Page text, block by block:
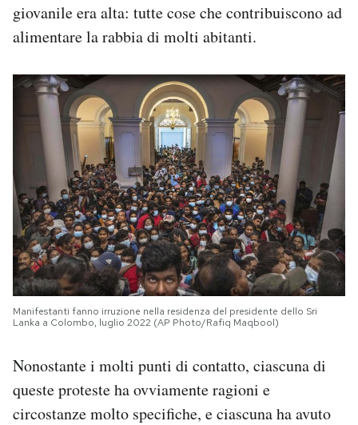
giovanile era alta: tutte cose che contribuiscono ad
alimentare la rabbia di molti abitanti.
Manifestanti fanno irruzione nella residenza del presidente dello Sri
Lanka a Colombo, luglio 2022 (AP Photo/Rafiq Maqbool)
Nonostante i molti punti di contatto, ciascuna di
queste proteste ha ovviamente ragioni e
circostanze molto specifiche, e ciascuna ha avuto